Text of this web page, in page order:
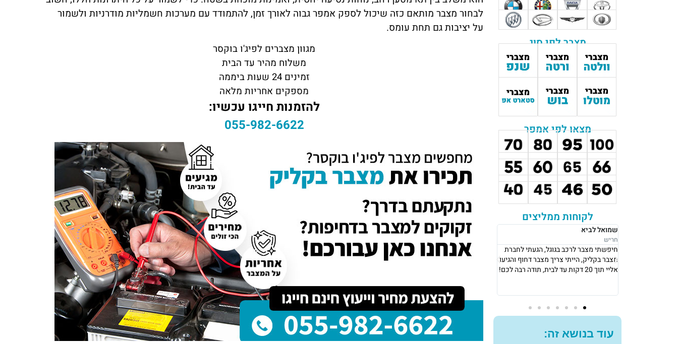
מצבר לפי סוג
מצאו לפי אמפר
לקוחות ממליצים
רבקה לוי
נתניה
אני גרה בנתניה, אני פשוט הייתי חייבת
מצבר כדי לצאת לעבודה ב8 בבוקר, הגיעו
אליי תוך 10 דקות והחליפו לי מצבר עם
אושר סעדיה
את מצבר בקליק הכרתי דרך חבר טוב, הם
החליפו לי מצבר במהירות וגבו מחיר הכי זול
דנה מזרחי
השירות של מצבר בקליק פשוט מדהים!
נתקעתי עם רכב שלא מתניע, ותוך פחות
משעה הגיעו עד אליי עם מצבר חדש. גם
יוסי כהן
חיפה
אין מילים! השירות של מצבר בקליק היה
מצוין. הזמנתי מצבר עד הבית, והבחור
שהגיע היה אדיב, מהיר ומקצועי. בלי ספק
אפנה אליהם שוב אם אצטרך
מורן לוי
ראשון לציון
שירות שלא רואים כל יום! המצבר שלי
שבק חיים באמצע היום, ותוך פחות
כבר הייתי שוב על הכביש. תודה למצבר
בקליק על השירות הנהדר
עוד בנושא זה:
לבחור מצבר מותאם כזה שיכול לספק אמפר גבוה לאורך זמן, להתמודד עם מערכות חשמליות מודרניות ולשמור
על יציבות גם תחת עומס.
מגוון מצברים לפיג'ו בוקסר
משלוח מהיר עד הבית
זמינים 24 שעות ביממה
מספקים אחריות מלאה
להזמנות חייגו עכשיו:
055-982-6622